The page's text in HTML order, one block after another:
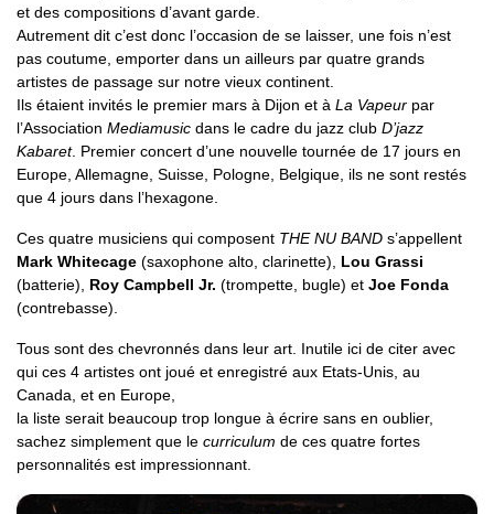
et des compositions d’avant garde.
Autrement dit c’est donc l’occasion de se laisser, une fois n’est
pas coutume, emporter dans un ailleurs par quatre grands
artistes de passage sur notre vieux continent.
Ils étaient invités le premier mars à Dijon et à La Vapeur par
l’Association Mediamusic dans le cadre du jazz club D’jazz
Kabaret. Premier concert d’une nouvelle tournée de 17 jours en
Europe, Allemagne, Suisse, Pologne, Belgique, ils ne sont restés
que 4 jours dans l’hexagone.
Ces quatre musiciens qui composent THE NU BAND s’appellent
Mark Whitecage (saxophone alto, clarinette), Lou Grassi
(batterie), Roy Campbell Jr. (trompette, bugle) et Joe Fonda
(contrebasse).
Tous sont des chevronnés dans leur art. Inutile ici de citer avec
qui ces 4 artistes ont joué et enregistré aux Etats-Unis, au
Canada, et en Europe,
la liste serait beaucoup trop longue à écrire sans en oublier,
sachez simplement que le curriculum de ces quatre fortes
personnalités est impressionnant.